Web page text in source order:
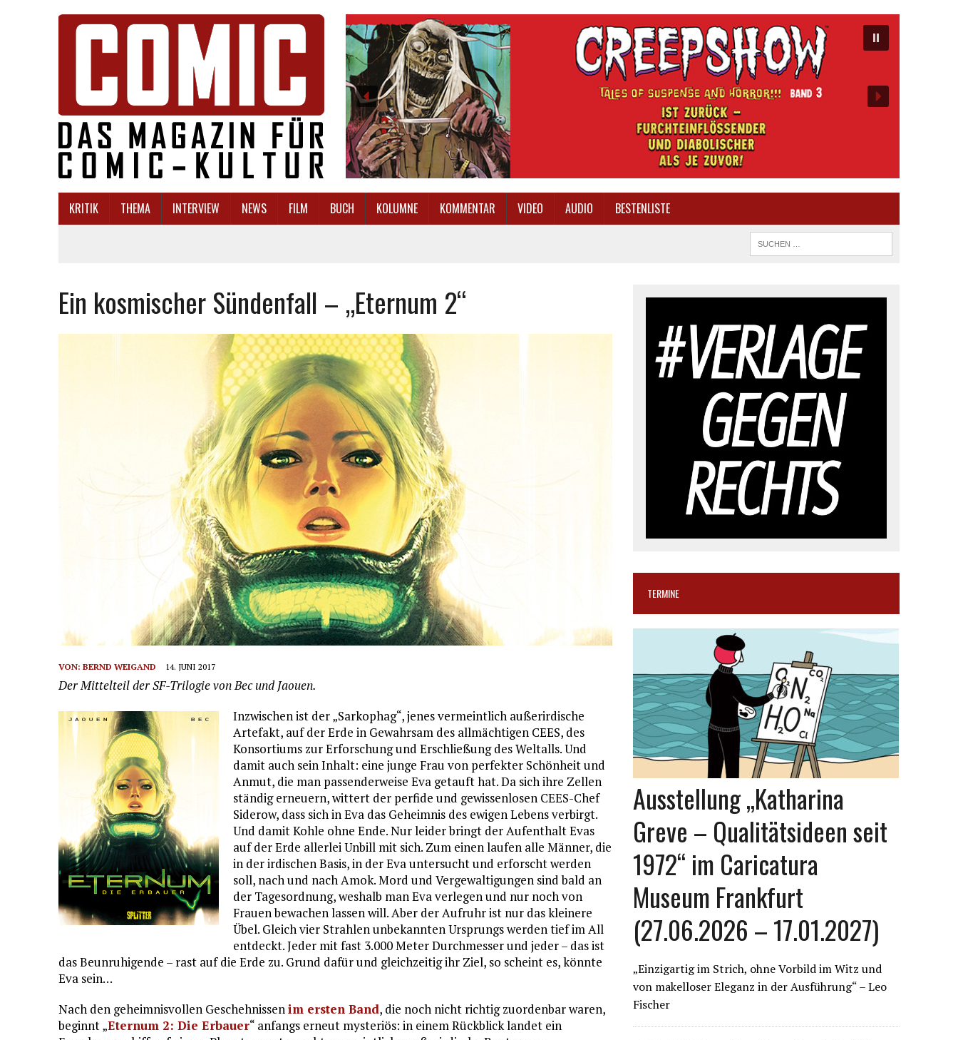
KRITIK THEMA INTERVIEW NEWS FILM BUCH KOLUMNE KOMMENTAR VIDEO AUDIO BESTENLISTE
Ein kosmischer Sündenfall – „Eternum 2“
VON: BERND WEIGAND 14. JUNI 2017
Der Mittelteil der SF-Trilogie von Bec und Jaouen.
Inzwischen ist der „Sarkophag“, jenes vermeintlich außerirdische
Artefakt, auf der Erde in Gewahrsam des allmächtigen CEES, des
Konsortiums zur Erforschung und Erschließung des Weltalls. Und
damit auch sein Inhalt: eine junge Frau von perfekter Schönheit und
Anmut, die man passenderweise Eva getauft hat. Da sich ihre Zellen
ständig erneuern, wittert der perfide und gewissenlosen CEES-Chef
Siderow, dass sich in Eva das Geheimnis des ewigen Lebens verbirgt.
Und damit Kohle ohne Ende. Nur leider bringt der Aufenthalt Evas
auf der Erde allerlei Unbill mit sich. Zum einen laufen alle Männer, die
in der irdischen Basis, in der Eva untersucht und erforscht werden
soll, nach und nach Amok. Mord und Vergewaltigungen sind bald an
der Tagesordnung, weshalb man Eva verlegen und nur noch von
Frauen bewachen lassen will. Aber der Aufruhr ist nur das kleinere
Übel. Gleich vier Strahlen unbekannten Ursprungs werden tief im All
entdeckt. Jeder mit fast 3.000 Meter Durchmesser und jeder – das ist
das Beunruhigende – rast auf die Erde zu. Grund dafür und gleichzeitig ihr Ziel, so scheint es, könnte
Eva sein…
Nach den geheimnisvollen Geschehnissenim ersten Band, die noch nicht richtig zuordenbar waren,
beginnt „Eternum 2: Die Erbauer“ anfangs erneut mysteriös: in einem Rückblick landet ein
TERMINE
Ausstellung „Katharina
Greve – Qualitätsideen seit
1972“ im Caricatura
Museum Frankfurt
(27.06.2026 – 17.01.2027)
„Einzigartig im Strich, ohne Vorbild im Witz und
von makelloser Eleganz in der Ausführung“ – Leo
Fischer